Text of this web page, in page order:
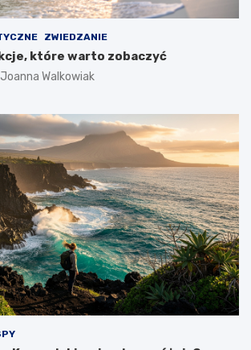
ZWIEDZANIE
które warto zobaczyć
Joanna Walkowiak